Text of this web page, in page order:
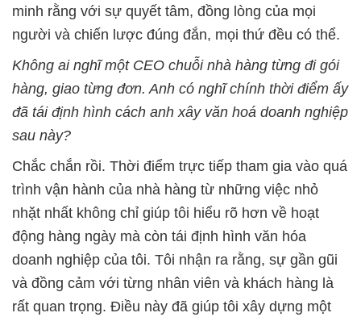
minh rằng với sự quyết tâm, đồng lòng của mọi
người và chiến lược đúng đắn, mọi thứ đều có thể.
Không ai nghĩ một CEO chuỗi nhà hàng từng đi gói
hàng, giao từng đơn. Anh có nghĩ chính thời điểm ấy
đã tái định hình cách anh xây văn hoá doanh nghiệp
sau này?
Chắc chắn rồi. Thời điểm trực tiếp tham gia vào quá
trình vận hành của nhà hàng từ những việc nhỏ
nhặt nhất không chỉ giúp tôi hiểu rõ hơn về hoạt
động hàng ngày mà còn tái định hình văn hóa
doanh nghiệp của tôi. Tôi nhận ra rằng, sự gần gũi
và đồng cảm với từng nhân viên và khách hàng là
rất quan trọng. Điều này đã giúp tôi xây dựng một